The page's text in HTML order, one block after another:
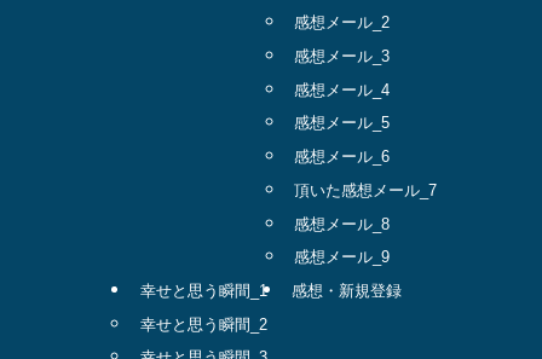
感想メール_2
感想メール_3
感想メール_4
感想メール_5
感想メール_6
頂いた感想メール_7
感想メール_8
感想メール_9
幸せと思う瞬間_1
幸せと思う瞬間_2
感想・新規登録